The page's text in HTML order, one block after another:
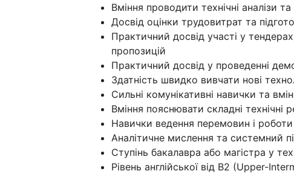
Вміння проводити технічні аналізи
Досвід оцінки трудовитрат та
Практичний досвід участі у
пропозицій
Практичний досвід у проведенні
Здатність швидко вивчати нові
Сильні комунікативні навички та
Вміння пояснювати складні
Навички ведення перемовин і
Аналітичне мислення та системний
Ступінь бакалавра або магістра у
Рівень англійської від B2 (Upper-